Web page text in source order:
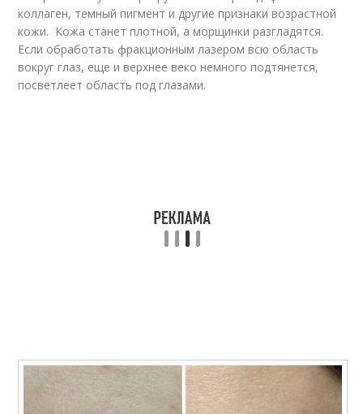
коллаген, темный пигмент и другие признаки возрастной
кожи. Кожа станет плотной, а морщинки разгладятся.
Если обработать фракционным лазером всю область
вокруг глаз, еще и верхнее веко немного подтянется,
посветлеет область под глазами.